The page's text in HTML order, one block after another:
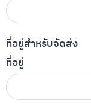
ที่อยู่สำหรับจัดส่ง
ที่อยู่